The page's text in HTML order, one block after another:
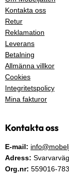
Kontakta oss
Retur
Reklamation
Leverans
Betalning
Allmänna villkor
Cookies
Integritetspolicy
Mina fakturor
Kontakta oss
E-mail:
Adress:
Org.nr: 559016-